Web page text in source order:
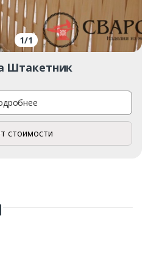
1/1
Штакетник
стоимости